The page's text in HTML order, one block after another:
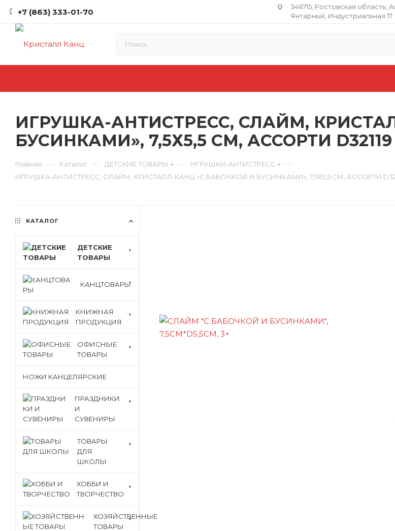
+7 (863) 333-01-70
346715, Ростовская область​,
Янтарный, Индустриальная 17
ИГРУШКА-АНТИСТРЕСС, СЛАЙМ,
БУСИНКАМИ», 7,5Х5,5 СМ, АССОРТИ D32119
Главная — Каталог — ДЕТСКИЕ ТОВАРЫ — ИГРУШКИ-АНТИСТРЕСС —
ИГРУШКА-АНТИСТРЕСС, СЛАЙМ, КРИСТАЛЛ-КАНЦ «С БАБОЧКОЙ И БУСИНКАМИ», 7,5Х5,5 СМ, АССОРТИ
КАТАЛОГ
ДЕТСКИЕ
ТОВАРЫ
КАНЦТОВАРЫ
КНИЖНАЯ
ПРОДУКЦИЯ
ОФИСНЫЕ
ТОВАРЫ
НОЖИ КАНЦЕЛЯРСКИЕ
ПРАЗДНИКИ
И
СУВЕНИРЫ
ТОВАРЫ
ДЛЯ
ШКОЛЫ
ХОББИ И
ТВОРЧЕСТВО
ХОЗЯЙСТВЕННЫЕ
ТОВАРЫ